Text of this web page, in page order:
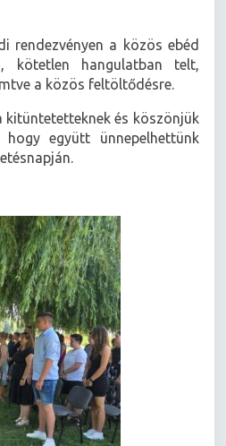
rendezvényen a közös ebéd
kötetlen hangulatban telt,
a közös feltöltődésre.
kitüntetetteknek és köszönjük
hogy együtt ünnepelhettünk